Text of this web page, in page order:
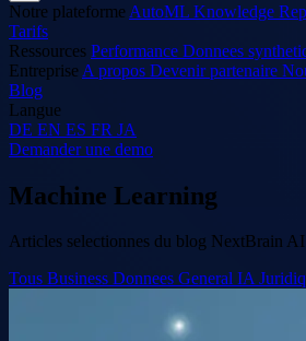
Notre plateforme AutoML Knowledge
Tarifs
Ressources Performance Donnees
Entreprise A propos Devenir partenaire
Blog
Langue
DE EN ES FR JA
Demander une demo
Machine Learning
Articles selectionnes du blog NextBrain AI
Tous Business Donnees General IA